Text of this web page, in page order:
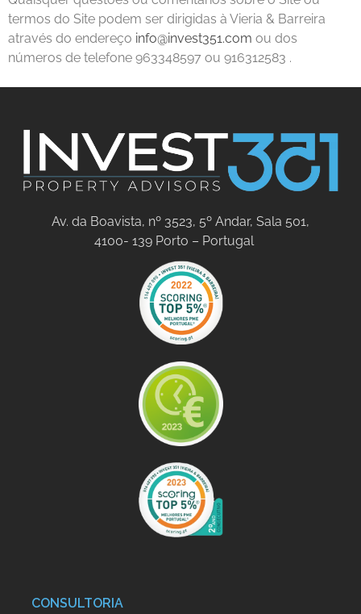
termos do Site podem ser dirigidas à Vieria & Barreira
através do endereço info@invest351.com ou dos
números de telefone 963348597 ou 916312583 .
Av. da Boavista, nº 3523, 5º Andar, Sala 501,
4100- 139 Porto – Portugal
CONSULTORIA